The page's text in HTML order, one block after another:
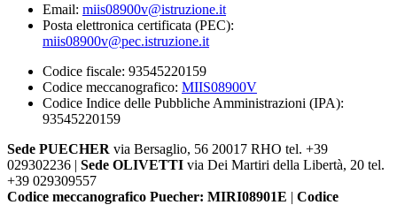
Email: miis08900v@istruzione.it
Posta elettronica certificata (PEC):
miis08900v@pec.istruzione.it
Codice fiscale: 93545220159
Codice meccanografico: MIIS08900V
Codice Indice delle Pubbliche Amministrazioni (IPA):
93545220159
Sede PUECHER via Bersaglio, 56 20017 RHO tel. +39
029302236 | Sede OLIVETTI via Dei Martiri della Libertà, 20 tel.
+39 029309557
Codice meccanografico Puecher: MIRI08901E | Codice